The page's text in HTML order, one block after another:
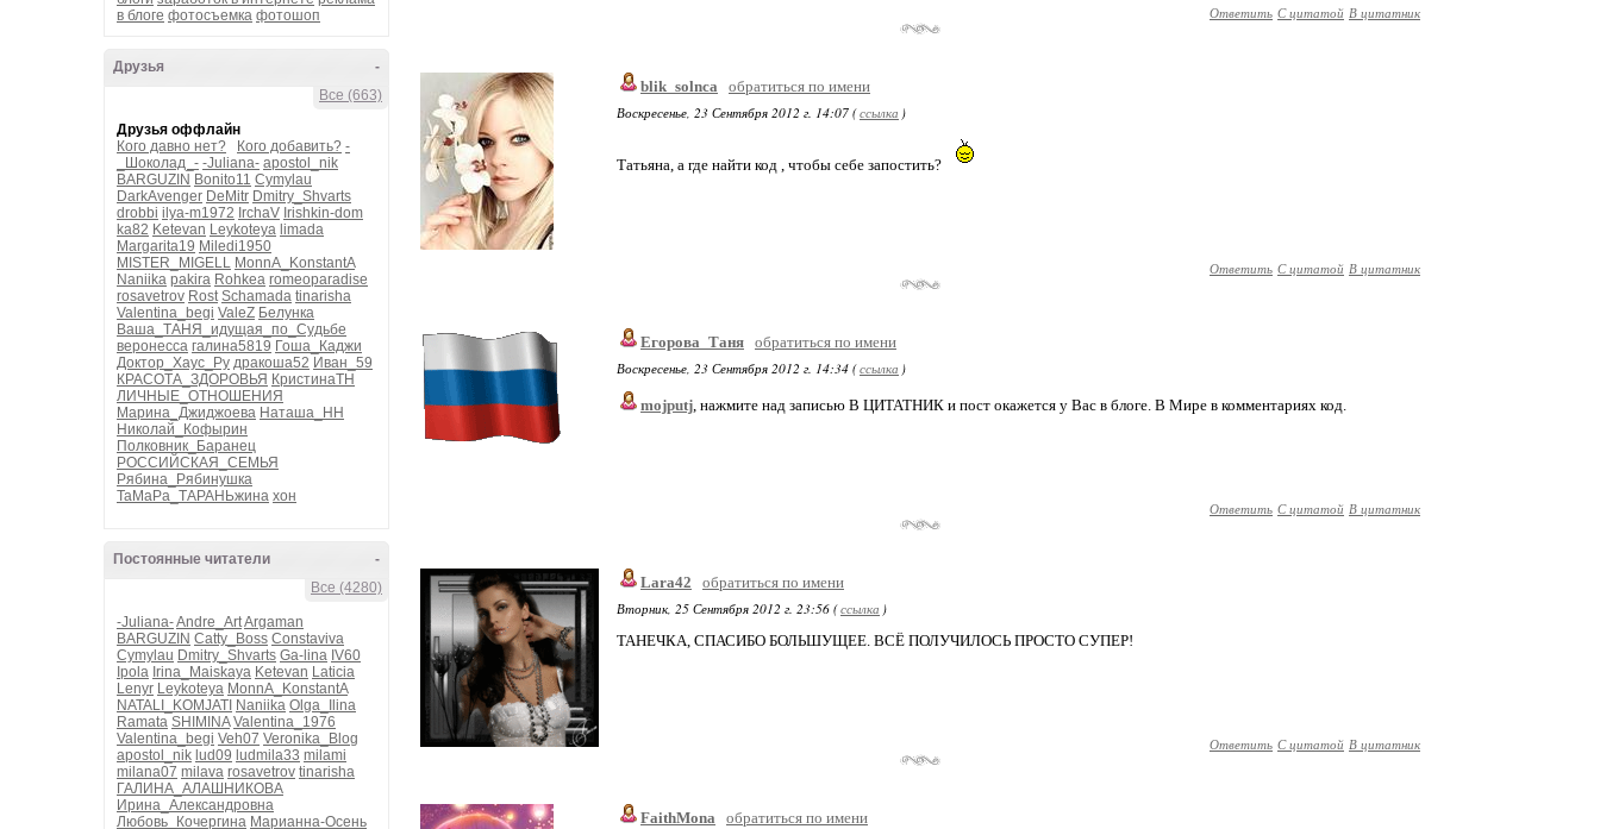
в блоге фотосъемка фотошоп
-
Друзья
Все (663)
Друзья оффлайн
Кого давно нет?
Кого добавить? -
_Шоколад_- -Juliana- apostol_nik
BARGUZIN Bonito11 Cymylau
DarkAvenger DeMitr Dmitry_Shvarts
drobbi ilya-m1972 IrchaV Irishkin-dom
ka82 Ketevan Leykoteya limada
Margarita19 Miledi1950
MISTER_MIGELL MonnA_KonstantA
Naniika pakira Rohkea romeoparadise
rosavetrov Rost Schamada tinarisha
Valentina_begi ValeZ Белунка
Ваша_ТАНЯ_идущая_по_Судьбе
веронесса галина5819 Гоша_Каджи
Доктор_Хаус_Ру дракоша52 Иван_59
КРАСОТА_ЗДОРОВЬЯ КристинаТН
ЛИЧНЫЕ_ОТНОШЕНИЯ
Марина_Джиджоева Наташа_НН
Николай_Кофырин
Полковник_Баранец
РОССИЙСКАЯ_СЕМЬЯ
Рябина_Рябинушка
ТаМаРа_ТАРАНЬжина хон
-
Постоянные читатели
Все (4280)
-Juliana-Andre_ArtArgaman
BARGUZIN Catty_Boss Constaviva
Cymylau Dmitry_Shvarts Ga-lina IV60
Ipola Irina_Maiskaya Ketevan Laticia
Lenyr Leykoteya MonnA_KonstantA
NATALI_KOMJATI Naniika Olga_Ilina
Ramata SHIMINA Valentina_1976
Valentina_begi Veh07 Veronika_Blog
apostol_nik lud09 ludmila33 milami
milana07 milava rosavetrov tinarisha
ГАЛИНА_АЛАШНИКОВА
Ирина_Александровна
Любовь_Кочергина Марианна-Осень
Ответить С цитатой В цитатник
blik_solnca
обратиться по имени
Воскресенье, 23 Сентября 2012 г. 14:07 (ссылка )
Татьяна, а где найти код , чтобы себе запостить?
Ответить С цитатой В цитатник
Егорова_Таня обратиться по имени
Воскресенье, 23 Сентября 2012 г. 14:34 (ссылка )
mojputj, нажмите над записью В ЦИТАТНИК и пост окажется у Вас в блоге. В Мире в комментариях код.
Ответить С цитатой В цитатник
Lara42
обратиться по имени
Вторник, 25 Сентября 2012 г. 23:56 (ссылка )
ТАНЕЧКА, СПАСИБО БОЛЬШУЩЕЕ. ВСЁ ПОЛУЧИЛОСЬ ПРОСТО СУПЕР!
Ответить С цитатой В цитатник
FaithMona
обратиться по имени